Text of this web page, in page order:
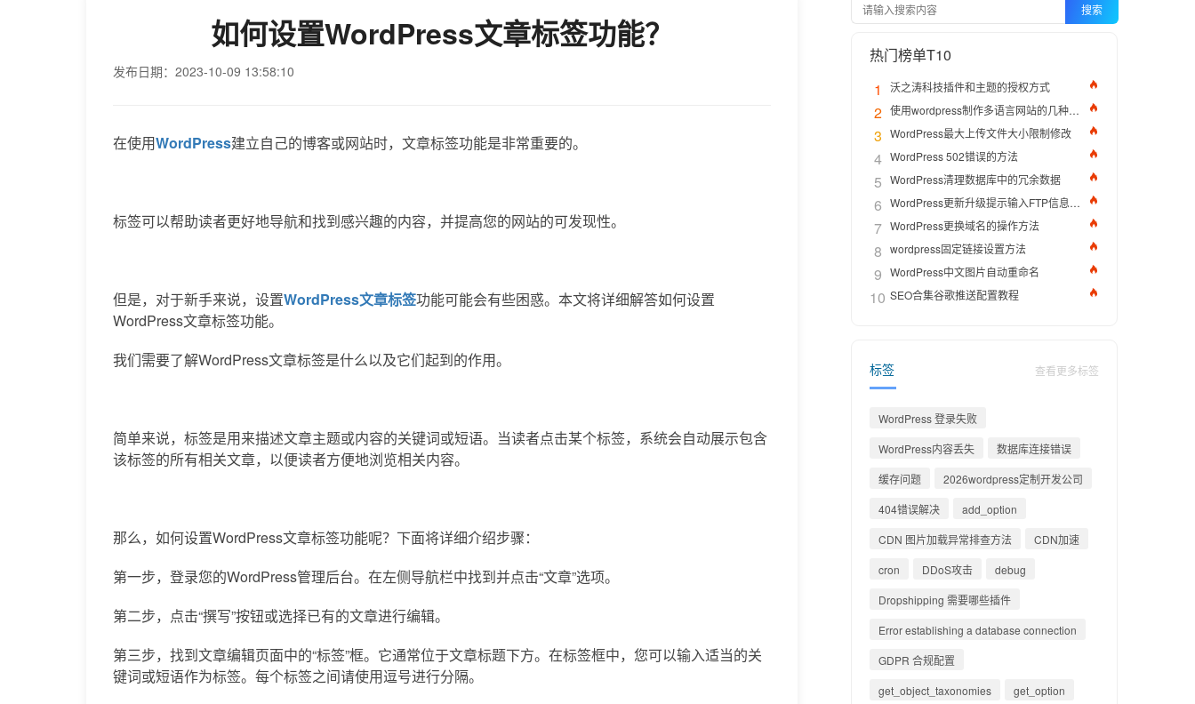
如何设置WordPress文章标签功能？
发布日期：2023-10-09 13:58:10
在使用WordPress建立自己的博客或网站时，文章标签功能是非常重要的。
标签可以帮助读者更好地导航和找到感兴趣的内容，并提高您的网站的可发现性。
但是，对于新手来说，设置WordPress文章标签功能可能会有些困惑。本文将详细解答如何设置
WordPress文章标签功能。
我们需要了解WordPress文章标签是什么以及它们起到的作用。
简单来说，标签是用来描述文章主题或内容的关键词或短语。当读者点击某个标签，系统会自动展示包含
该标签的所有相关文章，以便读者方便地浏览相关内容。
那么，如何设置WordPress文章标签功能呢？下面将详细介绍步骤：
第一步，登录您的WordPress管理后台。在左侧导航栏中找到并点击“文章”选项。
第二步，点击“撰写”按钮或选择已有的文章进行编辑。
第三步，找到文章编辑页面中的“标签”框。它通常位于文章标题下方。在标签框中，您可以输入适当的关
键词或短语作为标签。每个标签之间请使用逗号进行分隔。
搜索
热门榜单T10
1
沃之涛科技插件和主题的授权方式
2 使用wordpress制作多语言网站的几种方法
3 WordPress最大上传文件大小限制修改
4 WordPress 502错误的方法
5 WordPress清理数据库中的冗余数据
6 WordPress更新升级提示输入FTP信息的解决办法
7 WordPress更换域名的操作方法
8 wordpress固定链接设置方法
9 WordPress中文图片自动重命名
10 SEO合集谷歌推送配置教程
标签 查看更多标签
WordPress 登录失败
WordPress内容丢失
数据库连接错误
缓存问题
2026wordpress定制开发公司
404错误解决
add_option
CDN 图片加载异常排查方法
CDN加速
cron
DDoS攻击
debug
Dropshipping 需要哪些插件
Error establishing a database connection
GDPR 合规配置
get_object_taxonomies
get_option